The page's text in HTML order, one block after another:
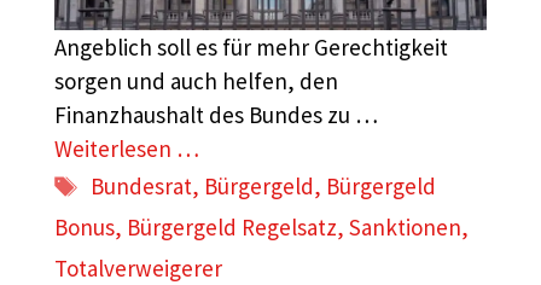
Angeblich soll es für mehr Gerechtigkeit
sorgen und auch helfen, den
Finanzhaushalt des Bundes zu …
Weiterlesen …
Schlagwörter
Bundesrat, Bürgergeld, Bürgergeld
Bonus, Bürgergeld Regelsatz, Sanktionen,
Totalverweigerer